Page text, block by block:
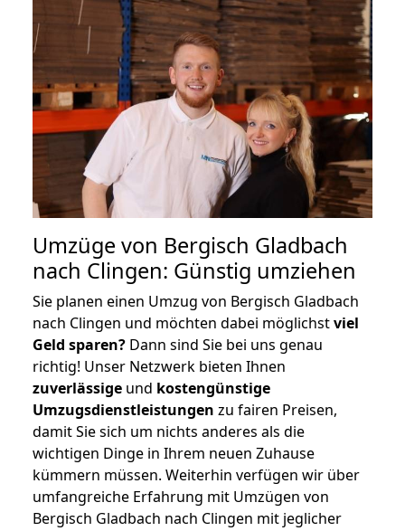
Umzüge von Bergisch Gladbach
nach Clingen: Günstig umziehen
Sie planen einen Umzug von Bergisch Gladbach
nach Clingen und möchten dabei möglichstviel
Geld sparen? Dann sind Sie bei uns genau
richtig! Unser Netzwerk bieten Ihnen
zuverlässige und kostengünstige
Umzugsdienstleistungen zu fairen Preisen,
damit Sie sich um nichts anderes als die
wichtigen Dinge in Ihrem neuen Zuhause
kümmern müssen. Weiterhin verfügen wir über
umfangreiche Erfahrung mit Umzügen von
Bergisch Gladbach nach Clingen mit jeglicher